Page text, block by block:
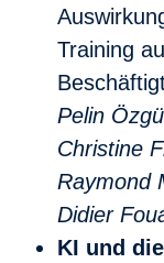
Training
Pelin
Christine
Raymond
Didier
KI und